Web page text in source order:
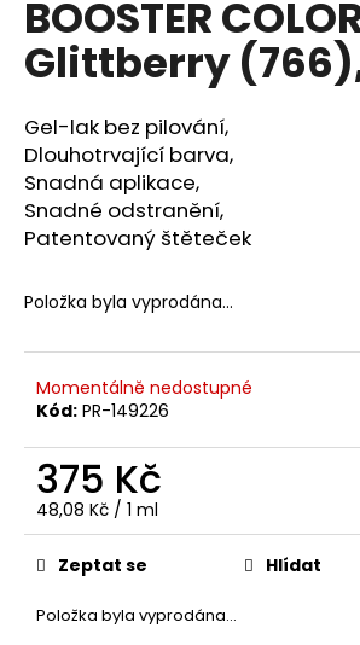
BOOSTER
Glittberry
Gel-lak bez pilování,
Dlouhotrvající barva,
Snadná aplikace,
Snadné odstranění,
Patentovaný štěteček
Položka byla vyprodána…
Momentálně nedostupné
Kód: PR-149226
375 Kč
Měrná
cena:
48,08 Kč / 1 ml
Položka byla vyprodána…
Zeptat se Hlídat
a
j
t
?
D
o
p
o
u
č
u
e